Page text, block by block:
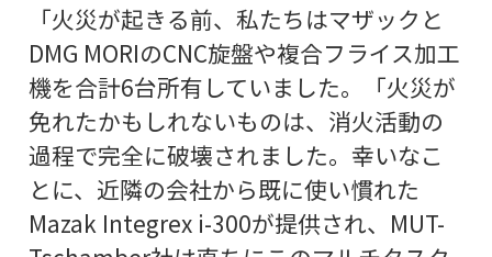
「火災が起きる前、私たちはマザックと
DMG MORIのCNC旋盤や複合フライス加工
機を合計6台所有していました。「火災が
免れたかもしれないものは、消火活動の
過程で完全に破壊されました。幸いなこ
とに、近隣の会社から既に使い慣れた
Mazak Integrex i-300が提供され、MUT-